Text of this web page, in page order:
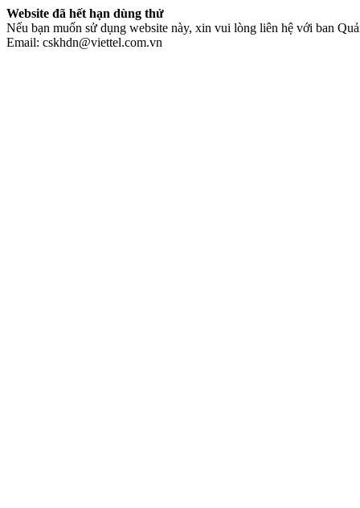
Website đã hết hạn dùng thử
Nếu bạn muốn sử dụng website này, xin vui lòng liên hệ với ban
Email: cskhdn@viettel.com.vn